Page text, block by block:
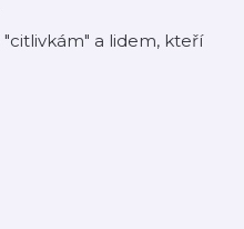
a lidem, kteří